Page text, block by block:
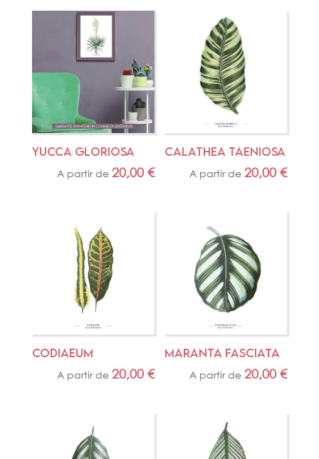
YUCCA GLORIOSA
A partir de 20,00 €
CALATHEA TAENIOSA
A partir de20,00€
CODIAEUM
A partir de 20,00 €
MARANTA FASCIATA
A partir de20,00€